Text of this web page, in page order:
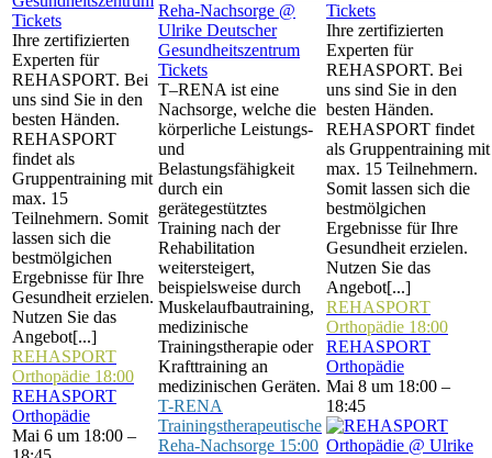
Tickets
Ihre zertifizierten
Experten für
REHASPORT. Bei
uns sind Sie in den
besten Händen.
REHASPORT
findet als
Gruppentraining mit
max. 15
Teilnehmern. Somit
lassen sich die
bestmölgichen
Ergebnisse für Ihre
Gesundheit erzielen.
Nutzen Sie das
Angebot[...]
REHASPORT
Orthopädie 18:00
REHASPORT
Orthopädie
Mai 6 um 18:00 –
Tickets
T–RENA ist eine
Nachsorge, welche die
körperliche Leistungs-
und
Belastungsfähigkeit
durch ein
gerätegestütztes
Training nach der
Rehabilitation
weitersteigert,
beispielsweise durch
Muskelaufbautraining,
medizinische
Trainingstherapie oder
Krafttraining an
medizinischen Geräten.
T-RENA
Trainingstherapeutische
Reha-Nachsorge 15:00
Tickets
Ihre zertifizierten
Experten für
REHASPORT. Bei
uns sind Sie in den
besten Händen.
REHASPORT findet
als Gruppentraining mit
max. 15 Teilnehmern.
Somit lassen sich die
bestmölgichen
Ergebnisse für Ihre
Gesundheit erzielen.
Nutzen Sie das
Angebot[...]
REHASPORT
Orthopädie 18:00
REHASPORT
Orthopädie
Mai 8 um 18:00 –
18:45